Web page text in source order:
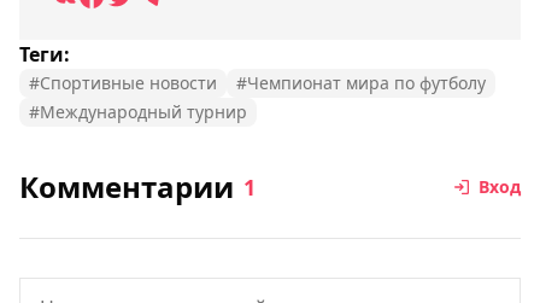
Теги:
#Спортивные новости
#Чемпионат мира по футболу
#Международный турнир
Комментарии 1 Вход